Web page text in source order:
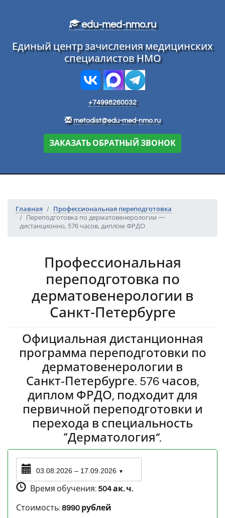
edu-med-nmo.ru
Единый центр зачисления медицинских
специалистов НМО
+74998260032
metodist@edu-med-nmo.ru
ЗАКАЗАТЬ ОБРАТНЫЙ ЗВОНОК
Главная
Профессиональная переподготовка
Переподготовка по дерматовенерологии —
дистанционно, 576 часов, диплом ФРДО
Профессиональная
переподготовка по
дерматовенерологии в
Санкт‑Петербурге
Официальная дистанционная
программа переподготовки по
дерматовенерологии в
Санкт‑Петербурге. 576 часов,
диплом ФРДО, подходит для
первичной переподготовки и
перехода в специальность
“Дерматология”.
03.08.2026 – 17.09.2026 ▼
Время обучения:504 ак. ч.
Стоимость:8990 рублей